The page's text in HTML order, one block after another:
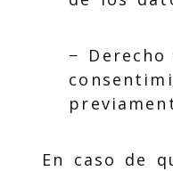
−
En caso de